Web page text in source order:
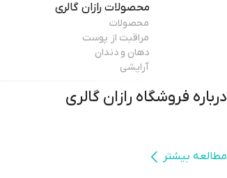
محصولاترازان گالری
محصولات
مراقبت از پوست
دهان و دندان
آرایشی
درباره فروشگاه رازان گالری
مطالعه بیشتر